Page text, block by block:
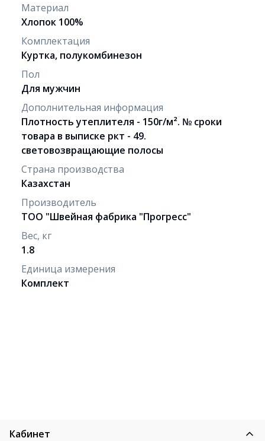
Материал
Хлопок 100%
Комплектация
Куртка, полукомбинезон
Пол
Для мужчин
Дополнительная информация
Плотность утеплителя - 150г/м². № сроки
товара в выписке ркт - 49.
световозвращающие полосы
Страна производства
Казахстан
Производитель
ТОО "Швейная фабрика "Прогресс"
Вес, кг
1.8
Единица измерения
Комплект
Кабинет